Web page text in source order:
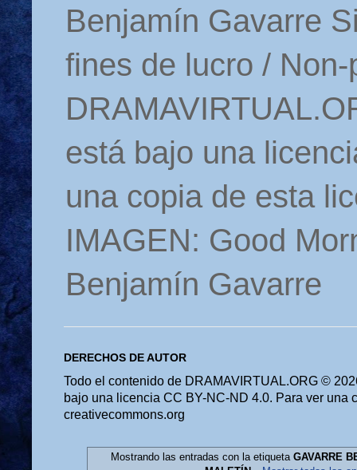
Benjamín Gavarre
fines de lucro /
está bajo una
una copia de esta
IMAGEN: Good
Benjamín Gavarre
DERECHOS DE AUTOR
Todo el contenido de DRAMAVIRTUAL.ORG ©
bajo una licencia CC BY-NC-ND 4.0. Para ver una
creativecommons.org
Mostrando las entradas con la etiquetaGAVARRE